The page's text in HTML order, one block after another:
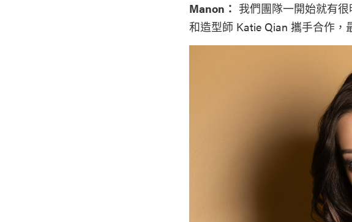
Manon： 我們團隊一開始就有
和造型師 Katie Qian 攜手合作，